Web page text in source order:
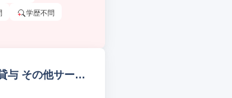
学歴不問
与 その他サービ